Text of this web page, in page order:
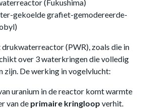
(Fukushima)
gekoelde grafiet-gemodereerde-
drukwaterreactor (PWR), zoals die in
over 3 waterkringen die volledig
zijn. De werking in vogelvlucht:
uranium in de reactor komt warmte
van de primaire kringloop verhit.